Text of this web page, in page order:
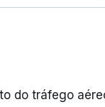
do tráfego